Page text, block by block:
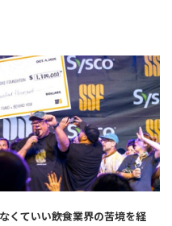
くていい――飲食業界の苦境を経